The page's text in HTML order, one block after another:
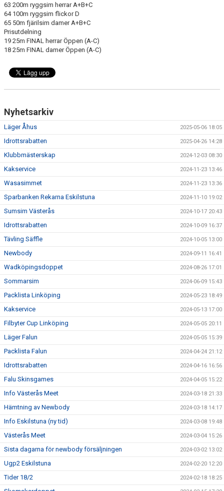
63 200m ryggsim herrar A+B+C
64 100m ryggsim flickor D
65 50m fjärilsim damer A+B+C
Prisutdelning
19 25m FINAL herrar Öppen (A-C)
18 25m FINAL damer Öppen (A-C)
Nyhetsarkiv
Läger Åhus 2025-05-06 18:05
Idrottsrabatten 2025-04-26 14:28
Klubbmästerskap 2024-12-03 08:30
Kakservice 2024-11-23 13:46
Wasasimmet 2024-11-23 13:36
Sparbanken Rekarna Eskilstuna 2024-11-10 19:02
Sumsim Västerås 2024-10-17 20:43
Idrottsrabatten 2024-10-09 16:37
Tävling Säffle 2024-10-05 13:00
Newbody 2024-09-11 16:41
Wadköpingsdoppet 2024-08-26 17:01
Sommarsim 2024-06-09 15:43
Packlista Linköping 2024-05-23 18:49
Kakservice 2024-05-13 17:00
Filbyter Cup Linköping 2024-05-05 20:11
Läger Falun 2024-05-05 15:39
Packlista Falun 2024-04-24 21:12
Idrottsrabatten 2024-04-16 16:56
Falu Skinsgames 2024-04-05 15:22
Info Västerås Meet 2024-03-18 21:33
Hämtning av Newbody 2024-03-18 14:17
Info Eskilstuna (ny tid) 2024-03-08 19:48
Västerås Meet 2024-03-04 15:26
Sista dagarna för newbody försäljningen 2024-03-02 13:02
Ugp2 Eskilstuna 2024-02-20 12:20
Tider 18/2 2024-02-18 18:25